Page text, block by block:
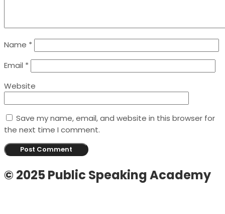
Name *
Email *
Website
Save my name, email, and website in this browser for
the next time I comment.
© 2025 Public Speaking Academy